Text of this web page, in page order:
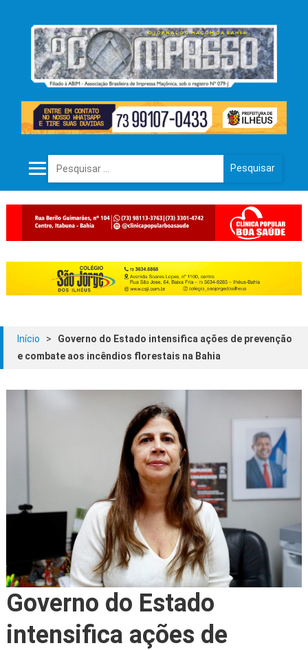
Pesquisar por:
Início >
Governo do Estado intensifica ações de prevenção
e combate aos incêndios florestais na Bahia
Governo do Estado
intensifica ações de